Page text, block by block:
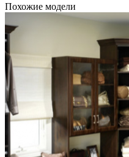
Похожие модели